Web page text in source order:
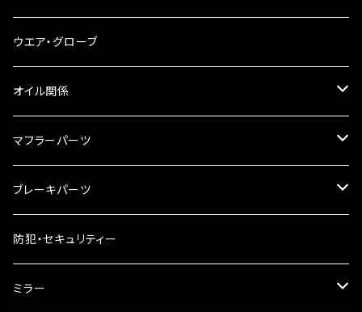
スマホホルダー
サイドバッグサポート
リアBOX
ハードケース
電装系
タンク本体
タンクキャップ
タンクシール
ケミカル
ウエア・グローブ
オイル関係
4スト用エンジンオイル
2スト用エンジンオイル
ギアオイル
オイルクーラー
マフラーパーツ
マフラーガード
バンテージタイプ
スリップオン
ブレーキパーツ
ブレーキシュー
ブレーキパット
防犯・セキュリティー
ミラー